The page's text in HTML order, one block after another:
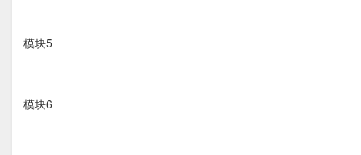
模块5
模块6